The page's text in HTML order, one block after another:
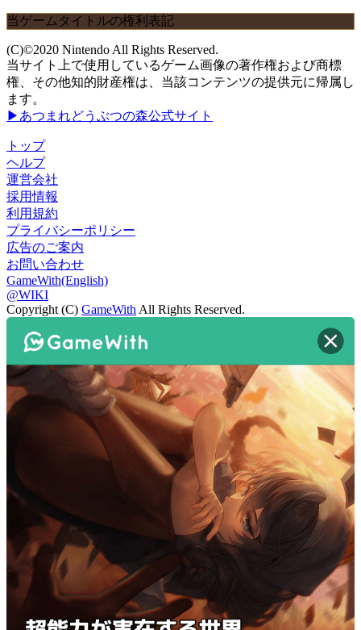
当ゲームタイトルの権利表記
(C)©2020 Nintendo All Rights Reserved.
当サイト上で使用しているゲーム画像の著作権および商標
権、その他知的財産権は、当該コンテンツの提供元に帰属し
ます。
▶あつまれどうぶつの森公式サイト
トップ
ヘルプ
運営会社
採用情報
利用規約
プライバシーポリシー
広告のご案内
お問い合わせ
GameWith(English)
@WIKI
Copyright (C) GameWith All Rights Reserved.